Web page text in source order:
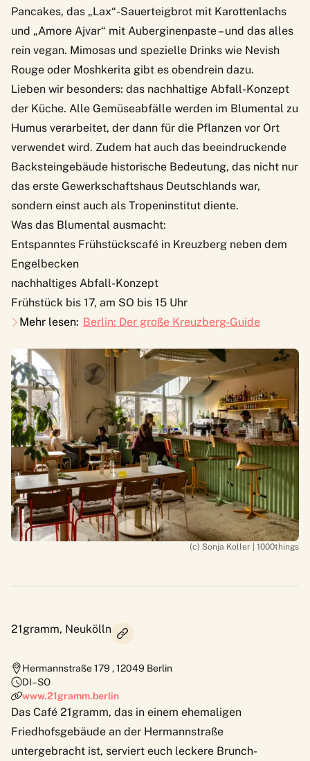
Pancakes, das „Lax“-Sauerteigbrot mit Karottenlachs
und „Amore Ajvar“ mit Auberginenpaste – und das alles
rein vegan. Mimosas und spezielle Drinks wie Nevish
Rouge oder Moshkerita gibt es obendrein dazu.
Lieben wir besonders: das nachhaltige Abfall-Konzept
der Küche. Alle Gemüseabfälle werden im Blumental zu
Humus verarbeitet, der dann für die Pflanzen vor Ort
verwendet wird. Zudem hat auch das beeindruckende
Backsteingebäude historische Bedeutung, das nicht nur
das erste Gewerkschaftshaus Deutschlands war,
sondern einst auch als Tropeninstitut diente.
Was das Blumental ausmacht:
Entspanntes Frühstückscafé in Kreuzberg neben dem
Engelbecken
nachhaltiges Abfall-Konzept
Frühstück bis 17, am SO bis 15 Uhr
Mehr lesen: Berlin: Der große Kreuzberg-Guide
(c) Sonja Koller | 1000things
21gramm, Neukölln
Hermannstraße 179 ,12049 Berlin
DI–SO
www.21gramm.berlin
Das Café 21gramm, das in einem ehemaligen
Friedhofsgebäude an der Hermannstraße
untergebracht ist, serviert euch leckere Brunch-